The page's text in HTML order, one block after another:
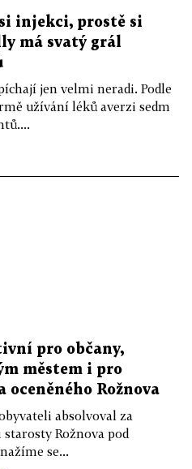
injekci, prostě si
má svatý grál
jen velmi neradi. Podle
užívání léků averzi sedm
pro občany,
městem i pro
oceněného Rožnova
absolvoval za
Rožnova pod
se...